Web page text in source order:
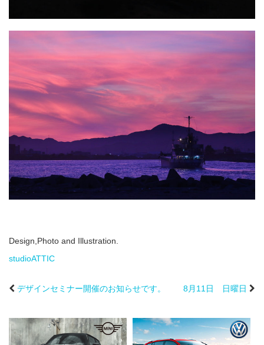
Design,Photo and Illustration.
studioATTIC
デザインセミナー開催のお知らせです。 8月11日 日曜日